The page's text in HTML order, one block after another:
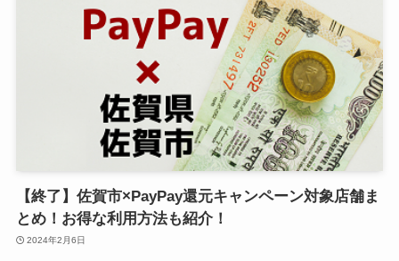
【終了】佐賀市×PayPay還元キャンペーン対象店舗ま
とめ！お得な利用方法も紹介！
2024年2月6日